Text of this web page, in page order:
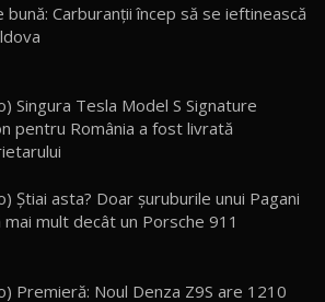
13:10
20:06
23:36
bună: Carburanții încep să se ieftinească
Singura Tesla Model S Signature
pentru România a fost livrată
Știai asta? Doar șuruburile unui Pagani
mult decât un Porsche 911
Premieră: Noul Denza Z9S are 1210